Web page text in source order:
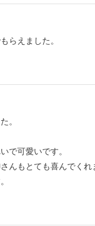
らえました。
。
で可愛いです。
んもとても喜んでくれ